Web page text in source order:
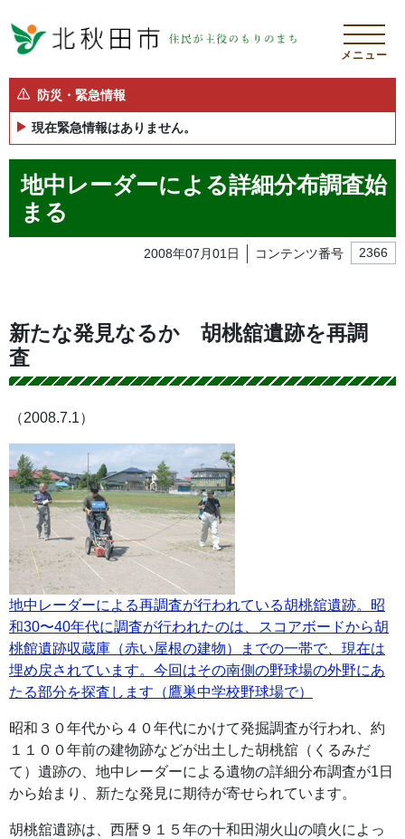
メニュー
防災・緊急情報
現在緊急情報はありません。
地中レーダーによる詳細分布調査始
まる
2008年07月01日 コンテンツ番号 2366
新たな発見なるか 胡桃舘遺跡を再調
査
（2008.7.1）
地中レーダーによる再調査が行われている胡桃舘遺跡。昭
和30〜40年代に調査が行われたのは、スコアボードから胡
桃館遺跡収蔵庫（赤い屋根の建物）までの一帯で、現在は
埋め戻されています。今回はその南側の野球場の外野にあ
たる部分を探査します（鷹巣中学校野球場で）
昭和３０年代から４０年代にかけて発掘調査が行われ、約
１１００年前の建物跡などが出土した胡桃舘（くるみだ
て）遺跡の、地中レーダーによる遺物の詳細分布調査が1日
から始まり、新たな発見に期待が寄せられています。
胡桃舘遺跡は、西暦９１５年の十和田湖火山の噴火によっ